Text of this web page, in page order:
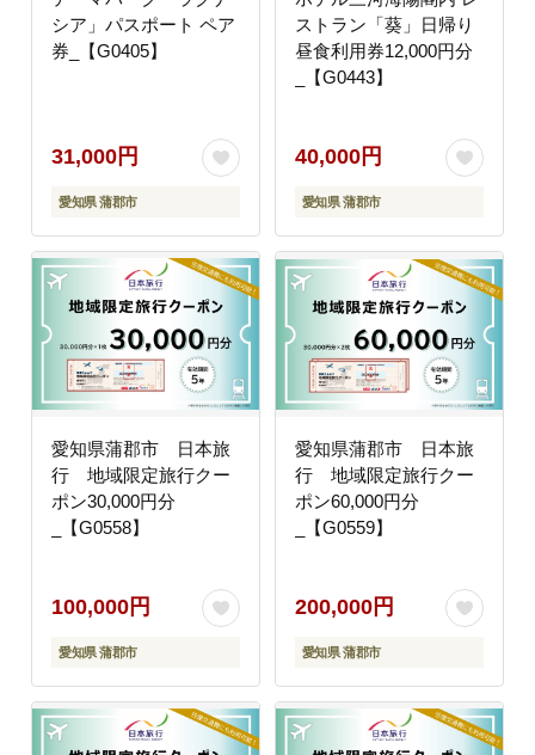
シア」パスポート ペア
券_【G0405】
31,000円
愛知県 蒲郡市
ストラン「葵」日帰り
昼食利用券12,000円分
_【G0443】
40,000円
愛知県 蒲郡市
愛知県蒲郡市 日本旅
行 地域限定旅行クー
ポン30,000円分
_【G0558】
100,000円
愛知県 蒲郡市
愛知県蒲郡市 日本旅
行 地域限定旅行クー
ポン60,000円分
_【G0559】
200,000円
愛知県 蒲郡市